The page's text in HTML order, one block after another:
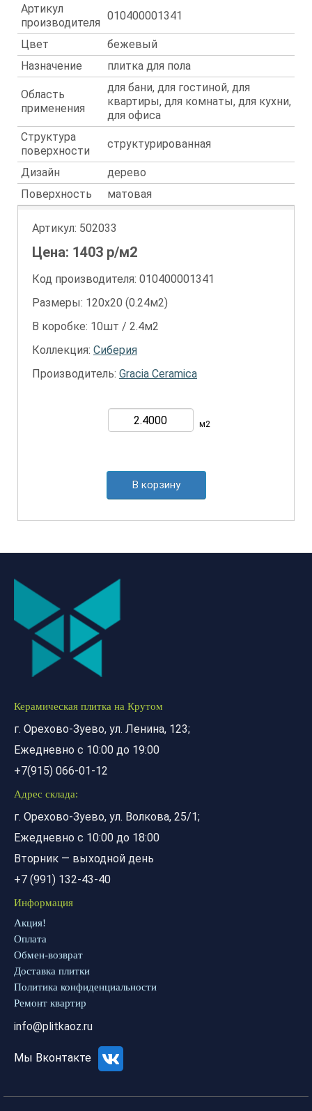
Артикул
производителя
010400001341
Цвет
бежевый
Назначение
плитка для пола
Область
применения
для бани, для гостиной, для
квартиры, для комнаты, для кухни,
для офиса
Структура
поверхности
структурированная
Дизайн
дерево
Поверхность
матовая
Артикул: 502033
Цена: 1403 р/м2
Код производителя: 010400001341
Размеры: 120х20 (0.24м2)
В коробке: 10шт / 2.4м2
Коллекция: Сиберия
Производитель: Gracia Ceramica
м2
В корзину
Керамическая плитка на Крутом
г. Орехово-Зуево, ул. Ленина, 123;
Ежедневно с 10:00 до 19:00
+7(915) 066-01-12
Адрес склада:
г. Орехово-Зуево, ул. Волкова, 25/1;
Ежедневно с 10:00 до 18:00
Вторник — выходной день
+7 (991) 132-43-40
Информация
Акция!
Оплата
Обмен-возврат
Доставка плитки
Политика конфиденциальности
Ремонт квартир
info@plitkaoz.ru
Мы Вконтакте